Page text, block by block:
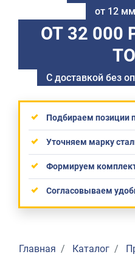
от 12
ОТ 32 000
С доставкой без
Подбираем позиции
Уточняем марку
Формируем
Согласовываем
Главная Каталог